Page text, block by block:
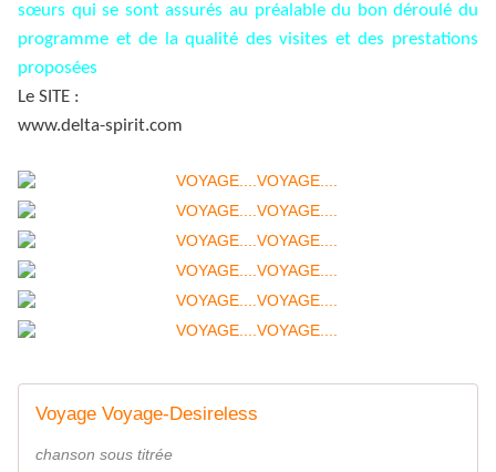
sœurs qui se sont assurés au préalable du bon déroulé du
programme et de la qualité des visites et des prestations
proposées
Le SITE :
www.delta-spirit.com
Voyage Voyage-Desireless
chanson sous titrée